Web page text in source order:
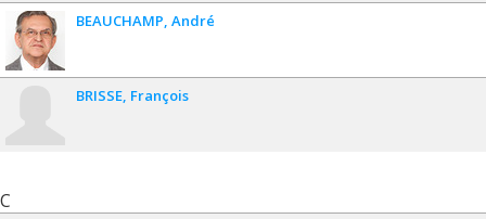
BEAUCHAMP André
BRISSE François
C